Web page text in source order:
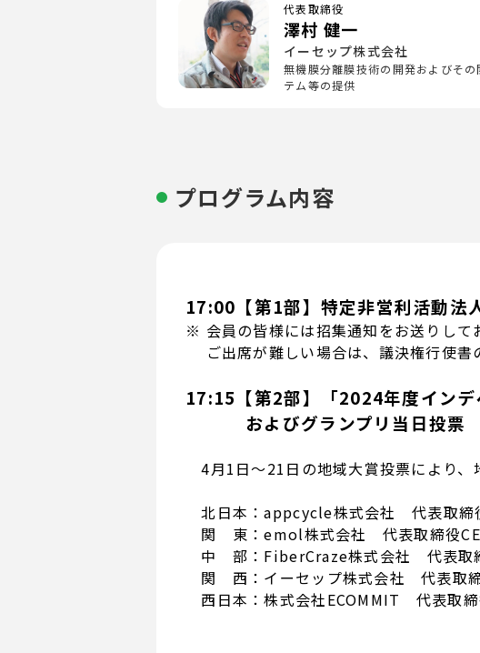
代表取締役
澤村 健一
イーセップ株式会社
無機膜分離膜技術の開発およびその
テム等の提供
プログラム内容
17:00【第1部】特定非営利活動法
※ 会員の皆様には招集通知をお送りして
ご出席が難しい場合は、議決権行使書
17:15【第2部】「2024年度イン
およびグランプリ当日投票
4月1日～21日の地域大賞投票により、
北日本：appcycle株式会社 代表取
関 東：emol株式会社 代表取締役
中 部：FiberCraze株式会社 代表取
関 西：イーセップ株式会社 代表取
西日本：株式会社ECOMMIT 代表取